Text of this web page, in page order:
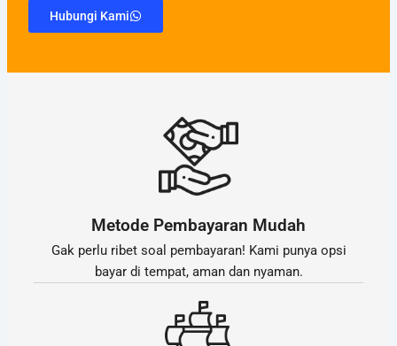
Hubungi Kami
Metode Pembayaran Mudah
Gak perlu ribet soal pembayaran! Kami punya opsi
bayar di tempat, aman dan nyaman.